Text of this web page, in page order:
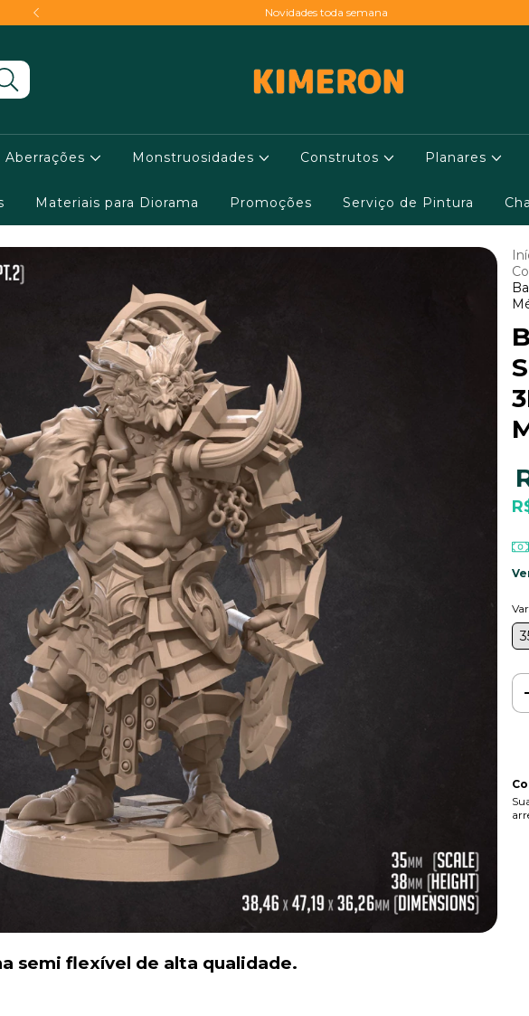
Novidades toda semana
Aberrações Monstruosidades Construtos Planares
Materiais para Diorama Promoções Serviço de Pintura
semi flexível de alta qualidade.